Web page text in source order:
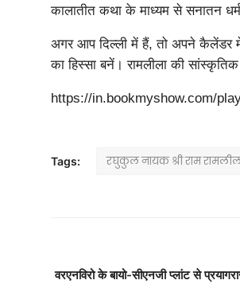
कालातीत कथा के माध्यम से सनातन
अगर आप दिल्ली में हैं, तो अपने कैलेंडर
का हिस्सा बनें। रामलीला की
https://in.bookmyshow.com/
Tags: रघुकुल नायक श्री राम
वरएनविरो के बायो-सीएनजी प्लांट से